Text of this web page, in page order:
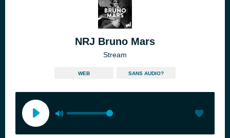
NRJ Bruno Mars
Stream
WEB SANS AUDIO?